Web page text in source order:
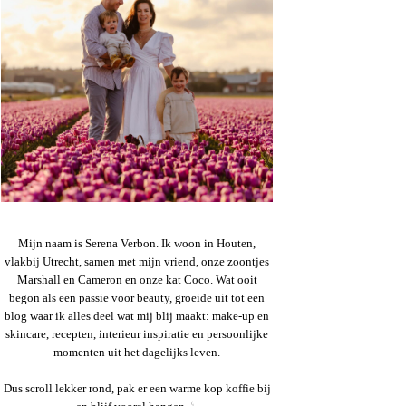
Mijn naam is Serena Verbon. Ik woon in Houten,
vlakbij Utrecht, samen met mijn vriend, onze zoontjes
Marshall en Cameron en onze kat Coco. Wat ooit
begon als een passie voor beauty, groeide uit tot een
blog waar ik alles deel wat mij blij maakt: make-up en
skincare, recepten, interieur inspiratie en persoonlijke
momenten uit het dagelijks leven.
Dus scroll lekker rond, pak er een warme kop koffie bij